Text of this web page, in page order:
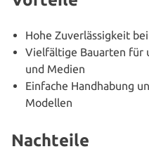
Hohe Zuver­läs­sig­keit
Viel­fäl­ti­ge Bauarten für
und Medien
Einfache Hand­ha­bung
Modellen
Nachteile